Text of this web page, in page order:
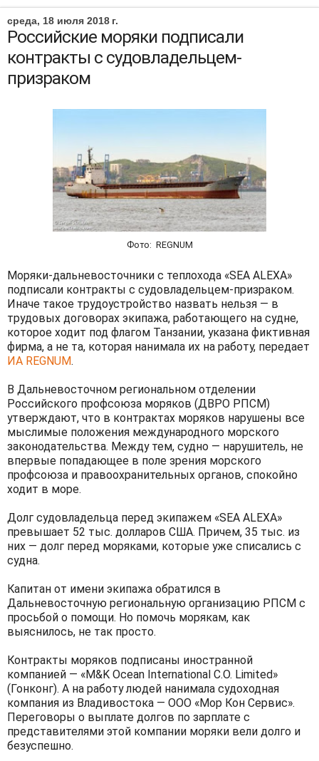
среда, 18 июля 2018 г.
Российские моряки подписали
контракты с судовладельцем-
призраком
Фото: REGNUM
Моряки-дальневосточники с теплохода «SEA ALEXA»
подписали контракты с судовладельцем-призраком.
Иначе такое трудоустройство назвать нельзя — в
трудовых договорах экипажа, работающего на судне,
которое ходит под флагом Танзании, указана фиктивная
фирма, а не та, которая нанимала их на работу, передает
ИА REGNUM.
В Дальневосточном региональном отделении
Российского профсоюза моряков (ДВРО РПСМ)
утверждают, что в контрактах моряков нарушены все
мыслимые положения международного морского
законодательства. Между тем, судно — нарушитель, не
впервые попадающее в поле зрения морского
профсоюза и правоохранительных органов, спокойно
ходит в море.
Долг судовладельца перед экипажем «SEA ALEXA»
превышает 52 тыс. долларов США. Причем, 35 тыс. из
них — долг перед моряками, которые уже списались с
судна.
Капитан от имени экипажа обратился в
Дальневосточную региональную организацию РПСМ с
просьбой о помощи. Но помочь морякам, как
выяснилось, не так просто.
Контракты моряков подписаны иностранной
компанией — «M&K Ocean International C.O. Limited»
(Гонконг). А на работу людей нанимала судоходная
компания из Владивостока — ООО «Мор Кон Сервис».
Переговоры о выплате долгов по зарплате с
представителями этой компании моряки вели долго и
безуспешно.